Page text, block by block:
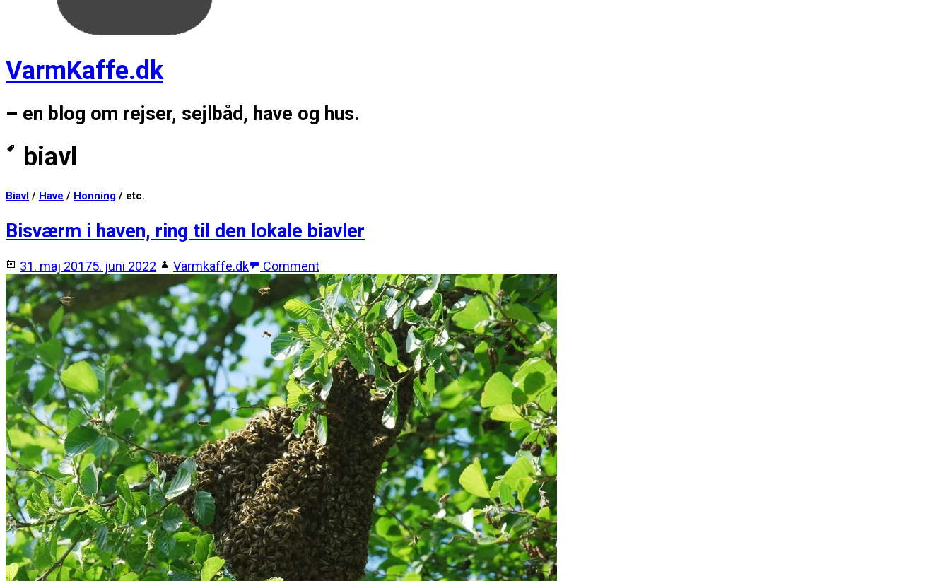
VarmKaffe.dk
– en blog om rejser, sejlbåd, have og hus.
biavl
Biavl / Have / Honning / etc.
Bisværm i haven, ring til den lokale biavler
31. maj 20175. juni 2022 Varmkaffe.dk Comment